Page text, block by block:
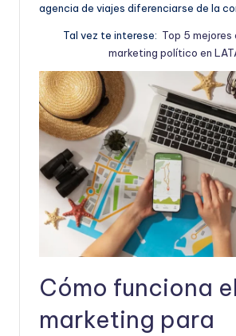
agencia de viajes diferenciarse de la
Tal vez te interese: Top 5 mejores
marketing político en
Cómo funciona el
marketing para